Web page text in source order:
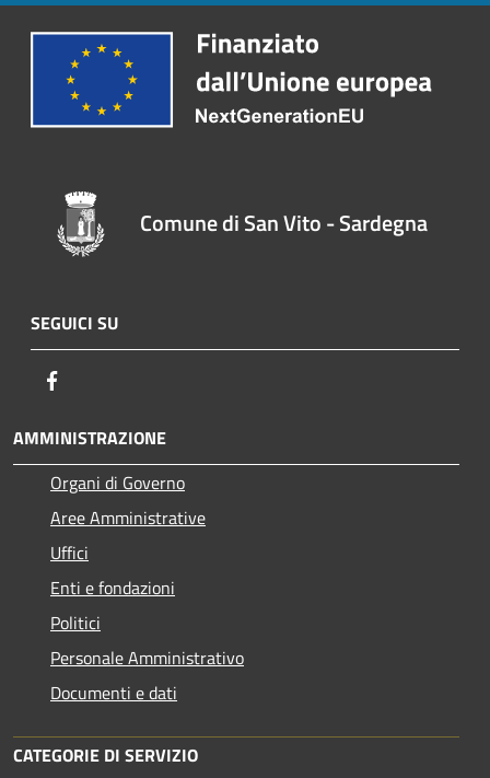
Comune di San Vito - Sardegna
SEGUICI SU
AMMINISTRAZIONE
Organi di Governo
Aree Amministrative
Uffici
Enti e fondazioni
Politici
Personale Amministrativo
Documenti e dati
CATEGORIE DI SERVIZIO